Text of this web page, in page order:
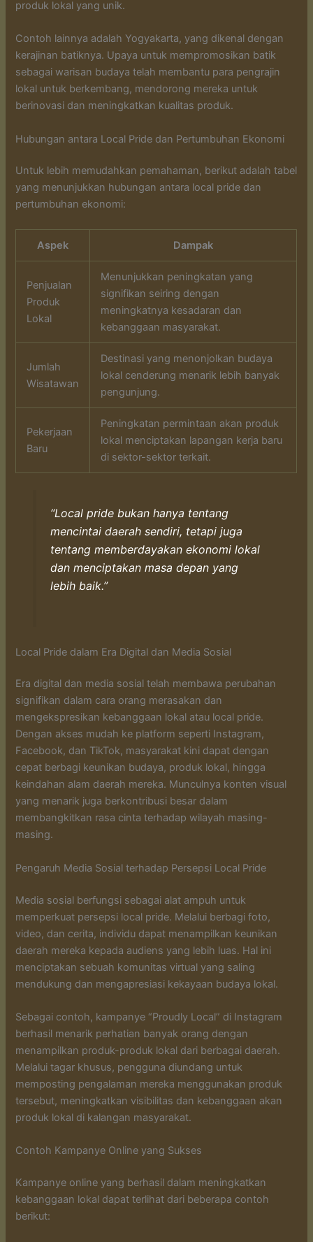
produk lokal yang unik.
Contoh lainnya adalah Yogyakarta, yang dikenal dengan
kerajinan batiknya. Upaya untuk mempromosikan batik
sebagai warisan budaya telah membantu para pengrajin
lokal untuk berkembang, mendorong mereka untuk
berinovasi dan meningkatkan kualitas produk.
Hubungan antara Local Pride dan Pertumbuhan Ekonomi
Untuk lebih memudahkan pemahaman, berikut adalah tabel
yang menunjukkan hubungan antara local pride dan
pertumbuhan ekonomi:
Aspek Dampak
Penjualan
Produk
Lokal
Menunjukkan peningkatan yang
signifikan seiring dengan
meningkatnya kesadaran dan
kebanggaan masyarakat.
Jumlah
Wisatawan
Destinasi yang menonjolkan budaya
lokal cenderung menarik lebih banyak
pengunjung.
Pekerjaan
Baru
Peningkatan permintaan akan produk
lokal menciptakan lapangan kerja baru
di sektor-sektor terkait.
“Local pride bukan hanya tentang
mencintai daerah sendiri, tetapi juga
tentang memberdayakan ekonomi lokal
dan menciptakan masa depan yang
lebih baik.”
Local Pride dalam Era Digital dan Media Sosial
Era digital dan media sosial telah membawa perubahan
signifikan dalam cara orang merasakan dan
mengekspresikan kebanggaan lokal atau local pride.
Dengan akses mudah ke platform seperti Instagram,
Facebook, dan TikTok, masyarakat kini dapat dengan
cepat berbagi keunikan budaya, produk lokal, hingga
keindahan alam daerah mereka. Munculnya konten visual
yang menarik juga berkontribusi besar dalam
membangkitkan rasa cinta terhadap wilayah masing-
masing.
Pengaruh Media Sosial terhadap Persepsi Local Pride
Media sosial berfungsi sebagai alat ampuh untuk
memperkuat persepsi local pride. Melalui berbagi foto,
video, dan cerita, individu dapat menampilkan keunikan
daerah mereka kepada audiens yang lebih luas. Hal ini
menciptakan sebuah komunitas virtual yang saling
mendukung dan mengapresiasi kekayaan budaya lokal.
Sebagai contoh, kampanye “Proudly Local” di Instagram
berhasil menarik perhatian banyak orang dengan
menampilkan produk-produk lokal dari berbagai daerah.
Melalui tagar khusus, pengguna diundang untuk
memposting pengalaman mereka menggunakan produk
tersebut, meningkatkan visibilitas dan kebanggaan akan
produk lokal di kalangan masyarakat.
Contoh Kampanye Online yang Sukses
Kampanye online yang berhasil dalam meningkatkan
kebanggaan lokal dapat terlihat dari beberapa contoh
berikut: